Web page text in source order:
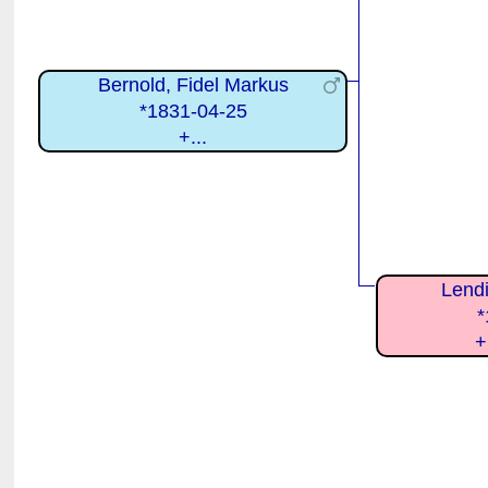
Bernold, Fidel Markus
*1831-04-25
+...